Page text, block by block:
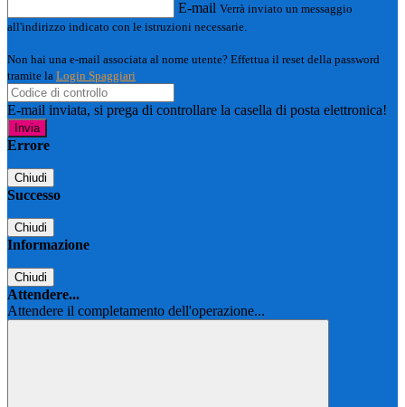
E-mail Verrà inviato un messaggio
all'indirizzo indicato con le istruzioni necessarie.
Non hai una e-mail associata al nome utente? Effettua il reset della password
tramite la Login Spaggiari
E-mail inviata, si prega di controllare la casella di posta elettronica!
Errore
Chiudi
Successo
Chiudi
Informazione
Chiudi
Attendere...
Attendere il completamento dell'operazione...